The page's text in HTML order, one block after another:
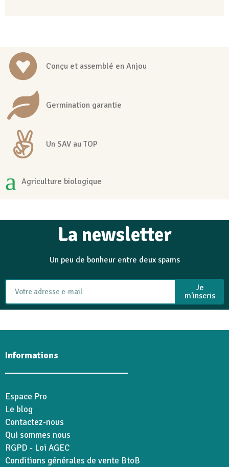
Conçu et assemblé en Anjou
Germination garantie
Un SAV au TOP
Agriculture biologique
La newsletter
Un peu de bonheur entre deux spams
Je
m'inscris
Informations
Espace Pro
Le blog
Contactez-nous
Qui sommes nous
RGPD - Loi AGEC
Conditions générales de vente BtoB